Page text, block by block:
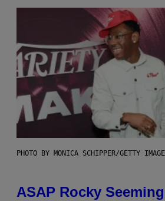
PHOTO BY MONICA SCHIPPER/GETTY
ASAP Rocky